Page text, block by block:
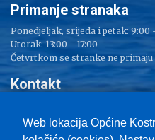
Web lokacija Općine
Primanje stranaka
Ponedjeljak, srijeda i petak: 9:00
Utorak: 13:00 - 17:00
Četvrtkom se stranke ne primaju
Kontakt
Tel: 051/ 209 000
Fax: 051/ 289 400